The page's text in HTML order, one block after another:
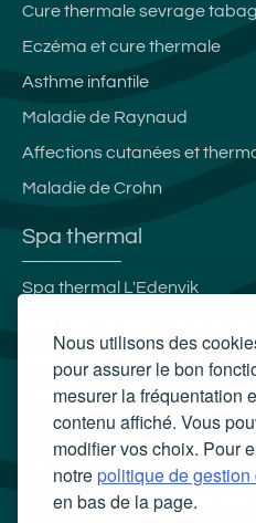
Nous utilisons des
pour assurer le bon
mesurer la fréquentation
contenu affiché. Vous
modifier vos choix. Pour
notrepolitique de
en bas de la page.
Cure thermale sevrage
Eczéma et cure thermale
Asthme infantile
Maladie de Raynaud
Affections cutanées et
Maladie de Crohn
Spa thermal
Spa thermal L'Edenvik
Selya Resort Thermal & Spa
Carte cadeau spa Vichy
Carte cadeau spa
Carte cadeau spa Saubusse